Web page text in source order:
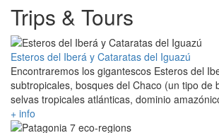
Trips & Tours
Esteros del Iberá y Cataratas del Iguazú
Encontraremos los gigantescos Esteros del
subtropicales, bosques del Chaco (un tipo de
selvas tropicales atlánticas, dominio
+ info